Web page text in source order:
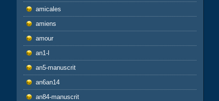
amicales
amiens
amour
an1-l
an5-manuscrit
an6an14
an84-manuscrit